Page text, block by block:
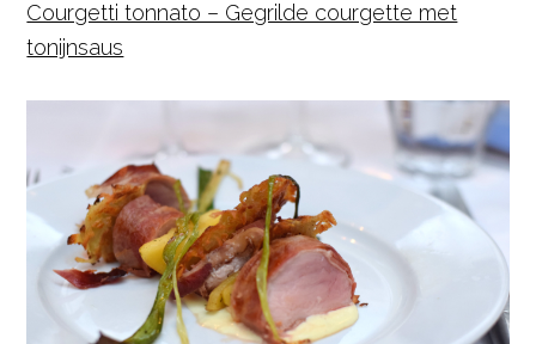
Courgetti tonnato – Gegrilde courgette met
tonijnsaus